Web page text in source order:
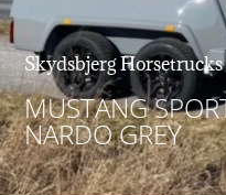
Skydsbjerg Horsetrucks
MUSTANG
NARDO GREY